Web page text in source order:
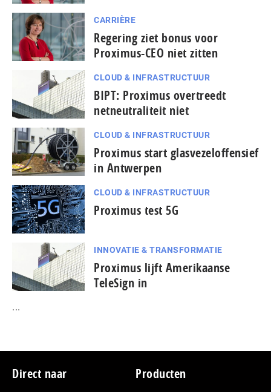
CARRIÈRE
Regering ziet bonus voor
Proximus-CEO niet zitten
CLOUD & INFRASTRUCTUUR
BIPT: Proximus overtreedt
netneutraliteit niet
CLOUD & INFRASTRUCTUUR
Proximus start glasvezeloffensief
in Antwerpen
CLOUD & INFRASTRUCTUUR
Proximus test 5G
INNOVATIE & TRANSFORMATIE
Proximus lijft Amerikaanse
TeleSign in
...
Footer
Direct naar Producten